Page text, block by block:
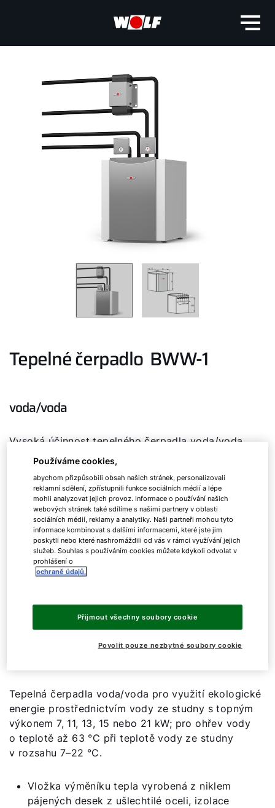
Tepelné čerpadlo BWW-1
voda/voda
Vysoká účinnost tepelného čerpadla voda/voda
k instalaci v interiéru
BWW-1
BWW-1
BWW-1
Zobrazit všechny
Tepelná čerpadla voda/voda pro využití ekologické
energie prostřednictvím vody ze studny s topným
výkonem 7, 11, 13, 15 nebo 21 kW; pro ohřev vody
o teplotě až 63 °C při teplotě vody ze studny
v rozsahu 7–22 °C.
Vložka výměníku tepla vyrobená z niklem
pájených desek z ušlechtilé oceli, izolace
Používáme cookies,
abychom přizpůsobili obsah našich stránek, personalizovali
reklamní sdělení, zpřístupnili funkce sociálních médií a lépe
mohli analyzovat jejich provoz. Informace o používání našich
webových stránek také sdílíme s našimi partnery v oblasti
sociálních médií, reklamy a analytiky. Naši partneři mohou tyto
informace kombinovat s dalšími informacemi, které jste jim
poskytli nebo které nashromáždili od vás v rámci využívání jejich
služeb. Souhlas s používáním cookies můžete kdykoli odvolat v
prohlášení o
ochraně údajů.
Povolit pouze nezbytné soubory cookie
Přijmout všechny soubory cookie